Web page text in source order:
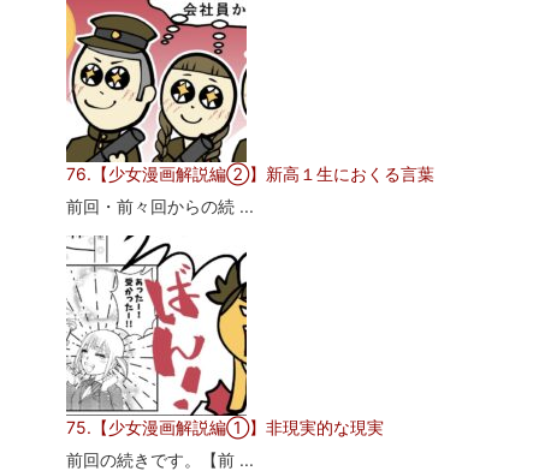
76.【少女漫画解説編②】新高１生におくる言葉
前回・前々回からの続 ...
75.【少女漫画解説編①】非現実的な現実
前回の続きです。【前 ...